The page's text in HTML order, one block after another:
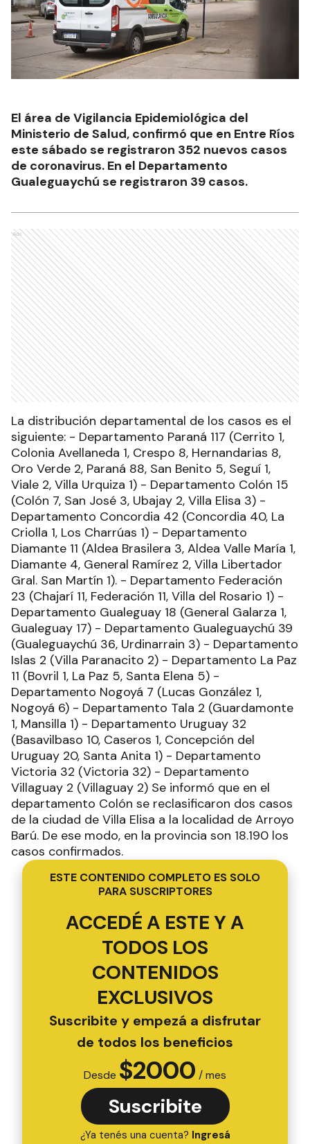
El área de Vigilancia Epidemiológica del
Ministerio de Salud, confirmó que en Entre Ríos
este sábado se registraron 352 nuevos casos
de coronavirus. En el Departamento
Gualeguaychú se registraron 39 casos.
Ads
La distribución departamental de los casos es el
siguiente: - Departamento Paraná 117 (Cerrito 1,
Colonia Avellaneda 1, Crespo 8, Hernandarias 8,
Oro Verde 2, Paraná 88, San Benito 5, Seguí 1,
Viale 2, Villa Urquiza 1) - Departamento Colón 15
(Colón 7, San José 3, Ubajay 2, Villa Elisa 3) -
Departamento Concordia 42 (Concordia 40, La
Criolla 1, Los Charrúas 1) - Departamento
Diamante 11 (Aldea Brasilera 3, Aldea Valle María 1,
Diamante 4, General Ramírez 2, Villa Libertador
Gral. San Martín 1). - Departamento Federación
23 (Chajarí 11, Federación 11, Villa del Rosario 1) -
Departamento Gualeguay 18 (General Galarza 1,
Gualeguay 17) - Departamento Gualeguaychú 39
(Gualeguaychú 36, Urdinarrain 3) - Departamento
Islas 2 (Villa Paranacito 2) - Departamento La Paz
11 (Bovril 1, La Paz 5, Santa Elena 5) -
Departamento Nogoyá 7 (Lucas González 1,
Nogoyá 6) - Departamento Tala 2 (Guardamonte
1, Mansilla 1) - Departamento Uruguay 32
(Basavilbaso 10, Caseros 1, Concepción del
Uruguay 20, Santa Anita 1) - Departamento
Victoria 32 (Victoria 32) - Departamento
Villaguay 2 (Villaguay 2) Se informó que en el
departamento Colón se reclasificaron dos casos
de la ciudad de Villa Elisa a la localidad de Arroyo
Barú. De ese modo, en la provincia son 18.190 los
casos confirmados.
ESTE CONTENIDO COMPLETO ES SOLO
PARA SUSCRIPTORES
ACCEDÉ A ESTE Y A
TODOS LOS
CONTENIDOS
EXCLUSIVOS
Suscribite y empezá a disfrutar
de todos los beneficios
Desde $2000 / mes
Suscribite
¿Ya tenés una cuenta? Ingresá